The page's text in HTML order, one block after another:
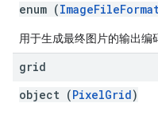
enum (
用于生成最终图片的输出编
grid
object (PixelGrid)